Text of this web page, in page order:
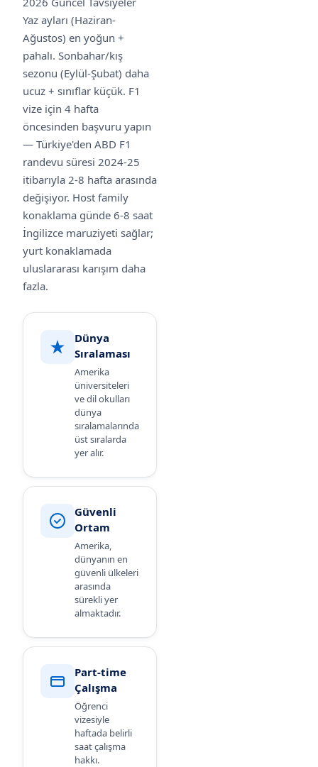
Yaz ayları (Haziran-
Ağustos) en yoğun +
pahalı. Sonbahar/kış
sezonu (Eylül-Şubat) daha
ucuz + sınıflar küçük. F1
vize için 4 hafta
öncesinden başvuru yapın
— Türkiye'den ABD F1
randevu süresi 2024-25
itibarıyla 2-8 hafta arasında
değişiyor. Host family
konaklama günde 6-8 saat
İngilizce maruziyeti sağlar;
yurt konaklamada
uluslararası karışım daha
fazla.
Dünya
Sıralaması
Amerika
üniversiteleri
ve dil okulları
dünya
sıralamalarında
üst sıralarda
yer alır.
Güvenli
Ortam
Amerika,
dünyanın en
güvenli ülkeleri
arasında
sürekli yer
almaktadır.
Part-time
Çalışma
Öğrenci
vizesiyle
haftada belirli
saat çalışma
hakkı.